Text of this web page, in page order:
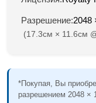
Разрешение:2048
(17.3см × 11.6см
*Покупая, Вы
разрешением 2048 ×